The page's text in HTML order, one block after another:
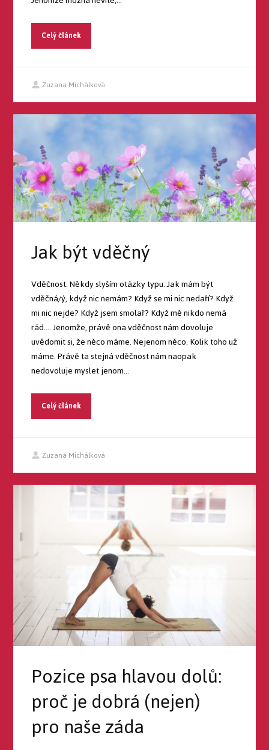
Celý článek
Zuzana Michálková
Jak být vděčný
Vděčnost. Někdy slyším otázky typu: Jak mám být
vděčná/ý, když nic nemám? Když se mi nic nedaří? Když
mi nic nejde? Když jsem smolař? Když mě nikdo nemá
rád…. Jenomže, právě ona vděčnost nám dovoluje
uvědomit si, že něco máme. Nejenom něco. Kolik toho už
máme. Právě ta stejná vděčnost nám naopak
nedovoluje myslet jenom...
Celý článek
Zuzana Michálková
Pozice psa hlavou dolů:
proč je dobrá (nejen)
pro naše záda